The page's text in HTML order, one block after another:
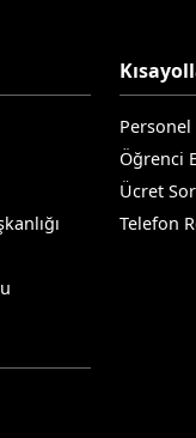
Personel
Öğrenci
Ücret
Telefon